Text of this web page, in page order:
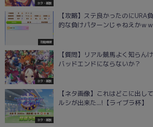
ネタ・雑談
攻略情報
【攻略】ステ良かったのに
的な負けパターンじゃねえかｗｗ
ネタ・雑談
【質問】リアル競馬よく知らん
バッドエンドにならないか？
ネタ・雑談
【ネタ画像】これはどこに出し
ルシが出来た...!【ライブラ杯】